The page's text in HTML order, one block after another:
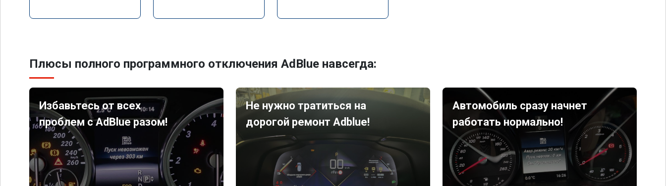
Плюсы полного программного отключения AdBlue навсегда:
Избавьтесь от всех
проблем с AdBlue разом!
Не нужно тратиться на
дорогой ремонт Adblue!
Автомобиль сразу начнет
работать нормально!